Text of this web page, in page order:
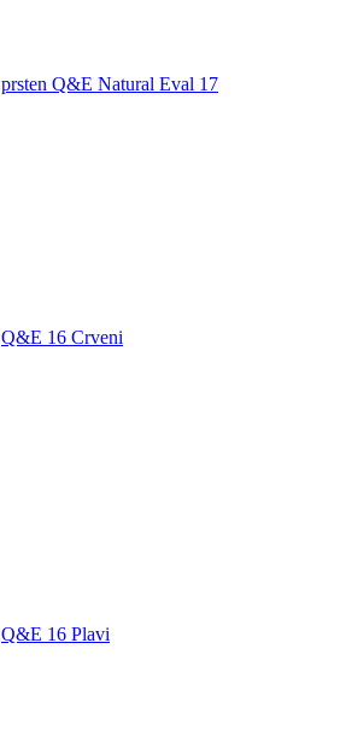
prsten Q&E Natural Eval 17
Q&E 16 Crveni
Q&E 16 Plavi